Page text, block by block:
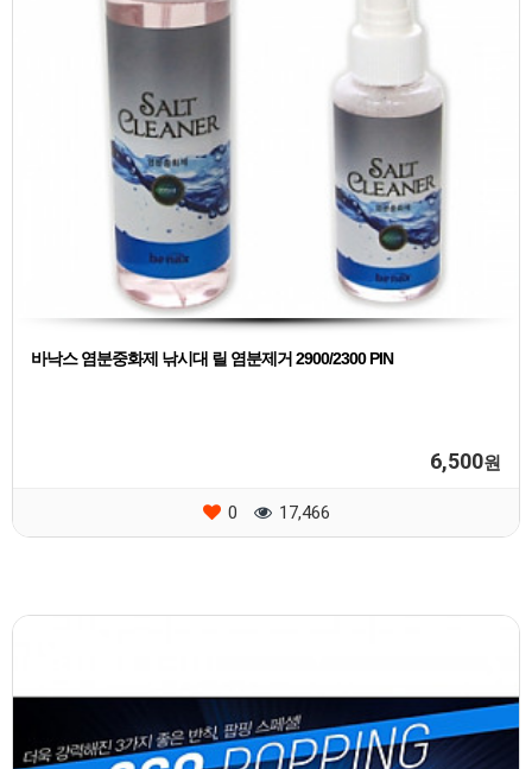
바낙스 염분중화제 낚시대 릴 염분제거 2900/2300 PIN
6,500원
0 17,466